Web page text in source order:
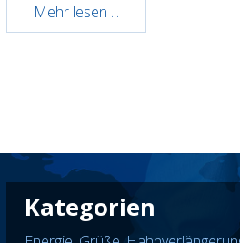
Mehr lesen ...
Kategorien